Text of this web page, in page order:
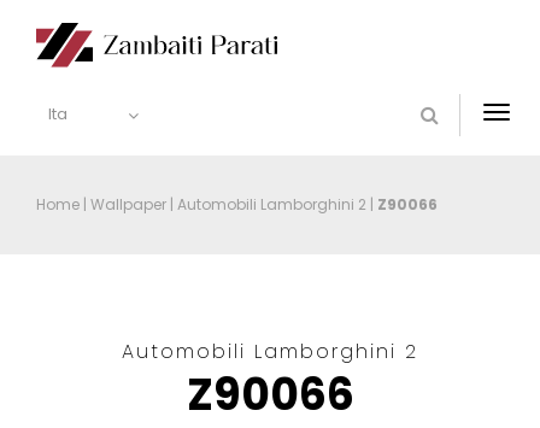
Ita
Home | Wallpaper | Automobili Lamborghini 2 | Z90066
Automobili Lamborghini 2
Z90066